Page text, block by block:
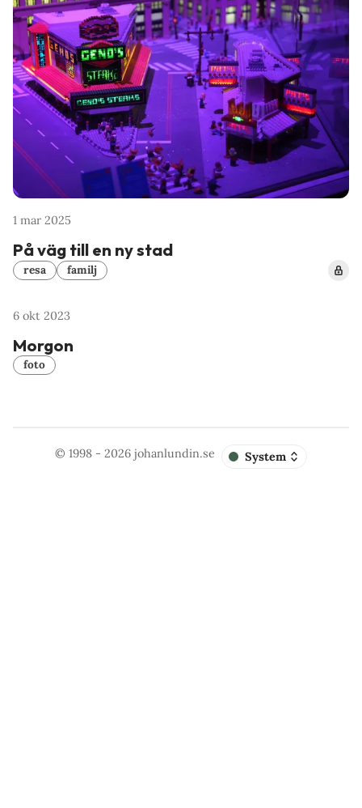
1 mar 2025
På väg till en ny stad
resa familj
6 okt 2023
Morgon
foto
© 1998 - 2026johanlundin.se